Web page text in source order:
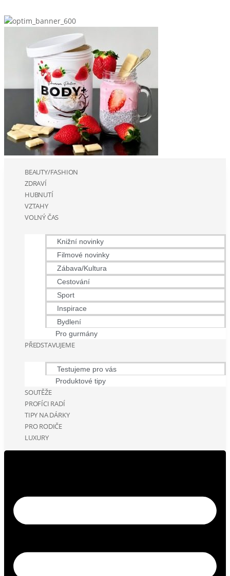
BEAUTY/FASHION
ZDRAVÍ
HUBNUTÍ
VZTAHY
VOLNÝ ČAS
Knižní novinky
Filmové novinky
Zábava/Kultura
Cestování
Sport
Inspirace
Bydlení
Pro gurmány
PŘEDSTAVUJEME
Testujeme pro vás
Produktové tipy
SOUTĚŽE
PROFÍCI RADÍ
TIPY NA DÁRKY
PRO RODIČE
LUXURY